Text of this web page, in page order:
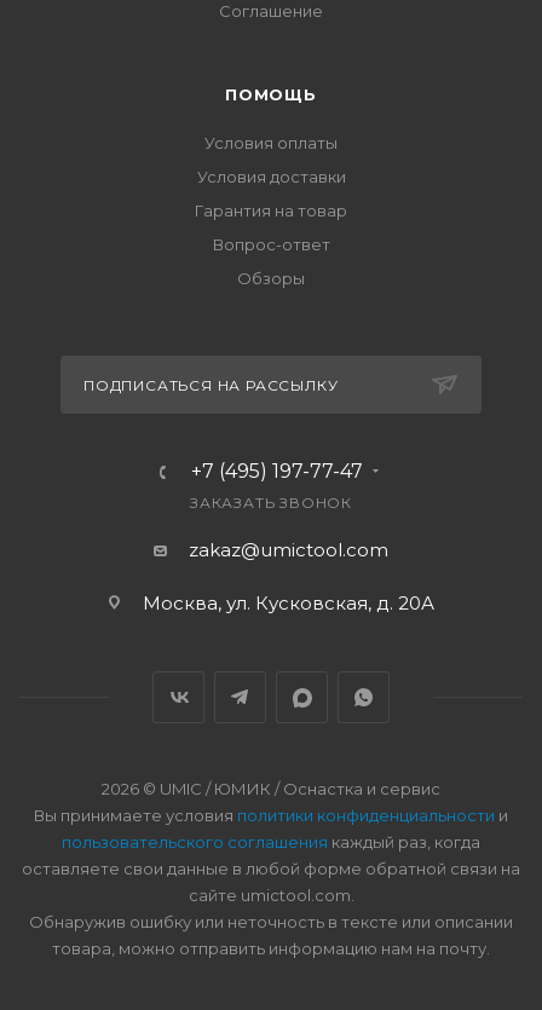
Соглашение
ПОМОЩЬ
Условия оплаты
Условия доставки
Гарантия на товар
Вопрос-ответ
Обзоры
ПОДПИСАТЬСЯ НА РАССЫЛКУ
+7 (495) 197-77-47
ЗАКАЗАТЬ ЗВОНОК
zakaz@umictool.com
Москва, ул. Кусковская, д. 20А
2026 © UMIC / ЮМИК / Оснастка и сервис
Вы принимаете условия политики конфиденциальности и
пользовательского соглашения каждый раз, когда
оставляете свои данные в любой форме обратной связи на
сайте umictool.com.
Обнаружив ошибку или неточность в тексте или описании
товара, можно отправить информацию нам на почту.